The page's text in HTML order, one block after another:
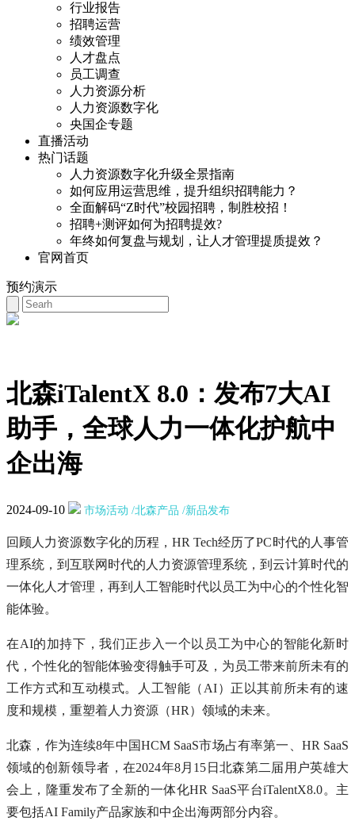
行业报告
招聘运营
绩效管理
人才盘点
员工调查
人力资源分析
人力资源数字化
央国企专题
直播活动
热门话题
人力资源数字化升级全景指南
如何应用运营思维，提升组织招聘能力？
全面解码“Z时代”校园招聘，制胜校招！
招聘+测评如何为招聘提效?
年终如何复盘与规划，让人才管理提质提效？
官网首页
预约演示
北森iTalentX 8.0：发布7大AI
助手，全球人力一体化护航中
企出海
2024-09-10 市场活动 /北森产品 /新品发布
回顾人力资源数字化的历程，HR Tech经历了PC时代的人事管
理系统，到互联网时代的人力资源管理系统，到云计算时代的
一体化人才管理，再到人工智能时代以员工为中心的个性化智
能体验。
在AI的加持下，我们正步入一个以员工为中心的智能化新时
代，个性化的智能体验变得触手可及，为员工带来前所未有的
工作方式和互动模式。人工智能（AI）正以其前所未有的速
度和规模，重塑着人力资源（HR）领域的未来。
北森，作为连续8年中国HCM SaaS市场占有率第一、HR SaaS
领域的创新领导者，在2024年8月15日北森第二届用户英雄大
会上，隆重发布了全新的一体化HR SaaS平台iTalentX8.0。主
要包括AI Family产品家族和中企出海两部分内容。